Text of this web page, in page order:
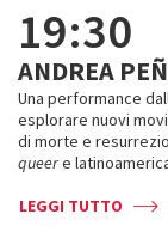
19:30
ANDREA
Una performance
esplorare nuovi
di morte e
queere
LEGGI TUTTO